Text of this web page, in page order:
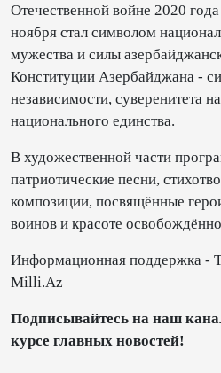
Отечественной войне 2020
ноября стал символом
мужества и силы
Конституции Азербайджана -
независимости, суверенитета
национального единства.
В художественной части
патриотические песни,
композиции, посвящённые
воинов и красоте
Информационная поддержка -
Milli.Az
Подписывайтесь на наш
курсе главных новостей!